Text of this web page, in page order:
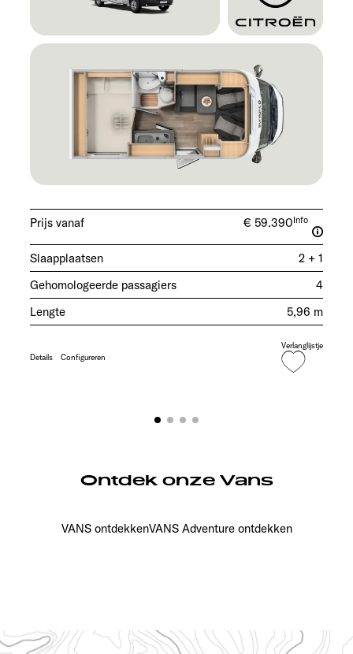
Prijs vanaf € 59.390Info
Slaapplaatsen
2 + 1
Gehomologeerde passagiers
4
Lengte
5,96 m
Details Configureren
Verlanglijstje
Ontdek onze Vans
VANS ontdekkenVANS Adventure ontdekken